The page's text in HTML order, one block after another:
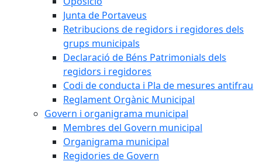
Junta de Portaveus
Retribucions de regidors i regidores dels
grups municipals
Declaració de Béns Patrimonials dels
regidors i regidores
Codi de conducta i Pla de mesures antifrau
Reglament Orgànic Municipal
Govern i organigrama municipal
Membres del Govern municipal
Organigrama municipal
Regidories de Govern